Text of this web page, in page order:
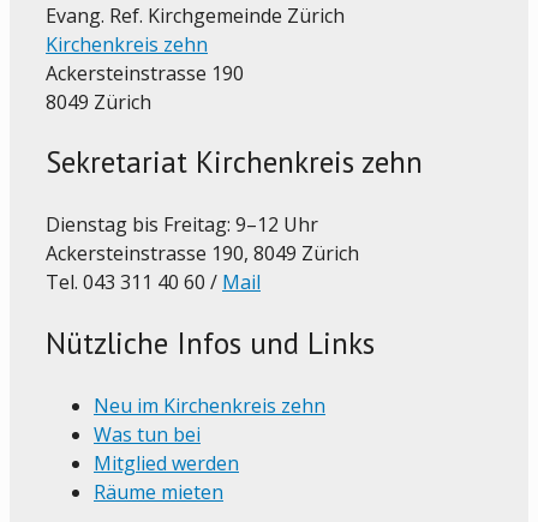
Evang. Ref. Kirchgemeinde Zürich
Kirchenkreis zehn
Ackersteinstrasse 190
8049 Zürich
Sekretariat Kirchenkreis zehn
Dienstag bis Freitag: 9–12 Uhr
Ackersteinstrasse 190, 8049 Zürich
Tel. 043 311 40 60 / Mail
Nützliche Infos und Links
Neu im Kirchenkreis zehn
Was tun bei
Mitglied werden
Räume mieten